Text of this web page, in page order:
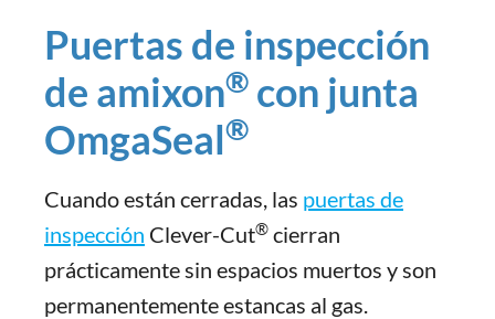
Puertas de inspección
de amixon® con junta
OmgaSeal®
Cuando están cerradas, las puertas de
inspección Clever-Cut® cierran
prácticamente sin espacios muertos y son
permanentemente estancas al gas.